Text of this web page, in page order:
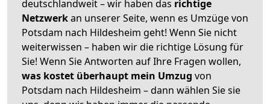
deutschlandweit – wir haben das richtige
Netzwerkan unserer Seite, wenn es Umzüge von
Potsdam nach Hildesheim geht! Wenn Sie nicht
weiterwissen – haben wir die richtige Lösung für
Sie! Wenn Sie Antworten auf Ihre Fragen wollen,
was kostet überhaupt mein Umzug von
Potsdam nach Hildesheim – dann wählen Sie sie